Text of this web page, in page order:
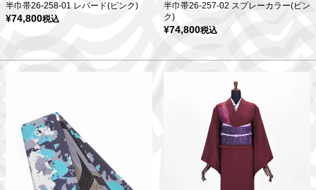
半巾帯26-258-01 レパード(ピンク)
¥74,800税込
半巾帯26-257-02 スプレーカラー(ピン
ク)
¥74,800税込